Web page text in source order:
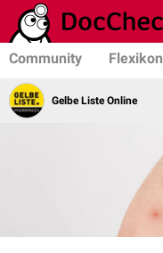
Community Flexikon
Gelbe Liste Online